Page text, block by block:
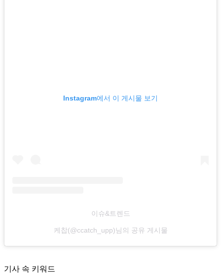
Instagram에서 이 게시물 보기
이슈&트렌드
케찹(@ccatch_upp)님의 공유 게시물
기사 속 키워드